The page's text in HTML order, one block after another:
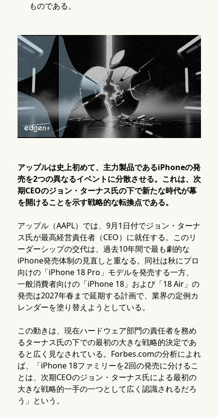
ものである。
アップルは史上初めて、主力製品であるiPhoneの発
売を2つの異なるイベントに分散させる。これは、次
期CEOのジョン・ターナス氏の下で新たな時代が幕
を開けることを示す戦略的な転換点である。
アップル（AAPL）では、9月1日付でジョン・ターナ
ス氏が最高経営責任者（CEO）に就任する。このリ
ーダーシップの交代は、過去10年間で最も劇的な
iPhone発売体制の見直しと重なる。同社は秋にプロ
向けの「iPhone 18 Pro」モデルを発売する一方、
一般消費者向けの「iPhone 18」および「18 Air」の
発売は2027年春まで延期する計画で、業界の定例カ
レンダーを塗り替えようとしている。
この動きは、現在ハードウェア部門の責任者を務め
るターナス氏の下での最初の大きな戦略的決定であ
ると広く見なされている。Forbes.comの分析によれ
ば、「iPhone 18ファミリーを2回の発売に分けるこ
とは、次期CEOのジョン・ターナス氏による最初の
大きな戦略的一手の一つとして広く認識されるだろ
う」という。